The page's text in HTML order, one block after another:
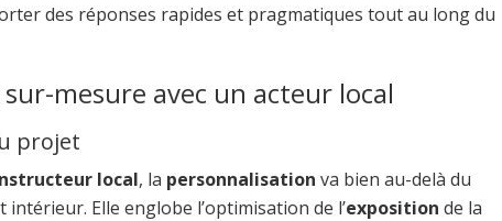
des réponses rapides et pragmatiques tout au long du
mesure avec un acteur local
projet
local, la personnalisation va bien au-delà du
intérieur. Elle englobe l’optimisation de l’exposition de la